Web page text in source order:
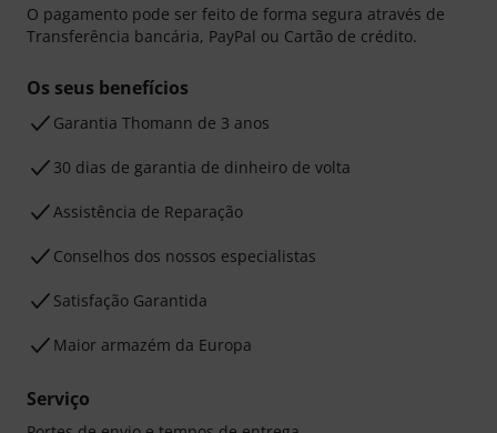
O pagamento pode ser feito de forma segura através de
Transferência bancária, PayPal ou Cartão de crédito.
Os seus benefícios
Garantia Thomann de 3 anos
30 dias de garantia de dinheiro de volta
Assistência de Reparação
Conselhos dos nossos especialistas
Satisfação Garantida
Maior armazém da Europa
Serviço